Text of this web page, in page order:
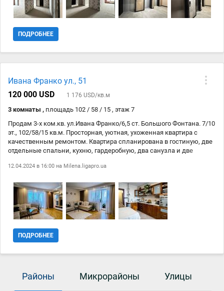
ПОДРОБНЕЕ
Ивана Франко ул., 51
120 000 USD
1 176 USD/кв.м
3 комнаты , площадь 102 / 58 / 15 , этаж 7
Продам 3-х ком.кв. ул.Ивана Франко/6,5 ст. Большого Фонтана. 7/10
эт., 102/58/15 кв.м. Просторная, уютная, ухоженная квартира с
качественным ремонтом. Квартира спланирована в гостиную, две
отдельные спальни, кухню, гардеробную, два санузла и две
закрытой территорией, расположен внутри квартала. Отличная
море, парк, все в шаговой доступности. В доме есть свое
бомбоубежище. Цена 120 тыс. у.е.
12.04.2024 в 16:00 на Milena.ligapro.ua
ПОДРОБНЕЕ
Районы Микрорайоны Улицы